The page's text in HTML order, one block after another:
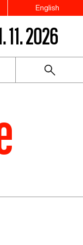
English
11. 2026